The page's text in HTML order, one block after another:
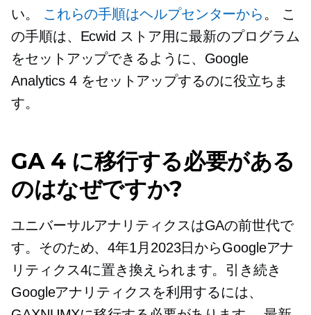
い。
これらの手順はヘルプセンターから 。 こ
の手順は、Ecwid ストア用に最新のプログラム
をセットアップできるように、Google
Analytics 4 をセットアップするのに役立ちま
す。
GA 4 に移行する必要がある
のはなぜですか?
ユニバーサルアナリティクスはGAの前世代で
す。そのため、4年1月2023日からGoogleアナ
リティクス4に置き換えられます。引き続き
Googleアナリティクスを利用するには、